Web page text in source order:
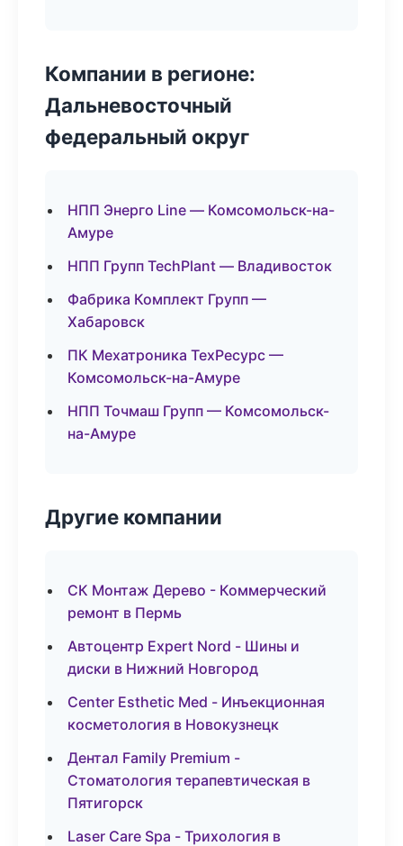
Компании в регионе:
Дальневосточный
федеральный округ
НПП Энерго Line — Комсомольск-на-
Амуре
НПП Групп TechPlant — Владивосток
Фабрика Комплект Групп —
Хабаровск
ПК Мехатроника ТехРесурс —
Комсомольск-на-Амуре
НПП Точмаш Групп — Комсомольск-
на-Амуре
Другие компании
СК Монтаж Дерево - Коммерческий
ремонт в Пермь
Автоцентр Expert Nord - Шины и
диски в Нижний Новгород
Center Esthetic Med - Инъекционная
косметология в Новокузнецк
Дентал Family Premium -
Стоматология терапевтическая в
Пятигорск
Laser Care Spa - Трихология в